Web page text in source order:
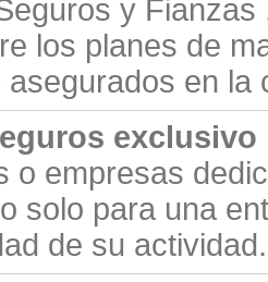
y
los planes de
asegurados en la
exclusivo
o empresas
solo para una
de su actividad.